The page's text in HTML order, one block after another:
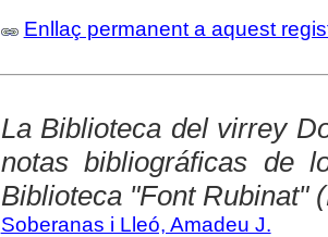
Enllaç permanent a aquest
La Biblioteca del virrey
notas bibliográficas de
Biblioteca "Font Rubinat"
Soberanas i Lleó, Amadeu J.